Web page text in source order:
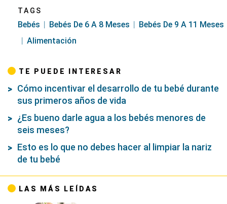
TAGS
Bebés Bebés De 6 A 8 Meses
Bebés De 9 A 11 Meses
Alimentación
TE PUEDE INTERESAR
Cómo incentivar el desarrollo de tu bebé durante
sus primeros años de vida
¿Es bueno darle agua a los bebés menores de
seis meses?
Esto es lo que no debes hacer al limpiar la nariz
de tu bebé
LAS MÁS LEÍDAS